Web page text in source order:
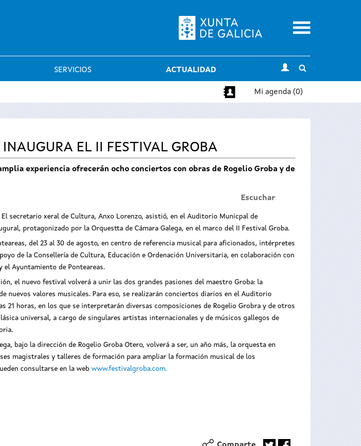
Menu
SERVICIOS ACTUALIDAD
search
Mi agenda (0)
EL II FESTIVAL GROBA
experiencia ofrecerán ocho conciertos con obras de Rogelio Groba y de
Escuchar
asiste al
Groba
El secretario xeral de Cultura asiste al
concierto inaugural del II Festival Groba
El secretario xeral de Cultura asiste al
concierto inaugural del II Festival Groba
El secretario xeral de Cultura, Anxo Lorenzo, asistió, en el Auditorio Municpal de
protagonizado por la Orquestta de Cámara Galega, en el marco del II Festival Groba.
del 23 al 30 de agosto, en centro de referencia musical para aficionados, intérpretes
de la Consellería de Cultura, Educación e Ordenación Universitaria, en colaboración con
el Ayuntamiento de Ponteareas.
el nuevo festival volverá a unir las dos grandes pasiones del maestro Groba: la
nuevos valores musicales. Para eso, se realizarán conciertos diarios en el Auditorio
21 horas, en los que se interpretarán diversas composiciones de Rogelio Grobra y de otros
universal, a cargo de singulares artistas internacionales y de músicos gallegos de
bajo la dirección de Rogelio Groba Otero, volverá a ser, un año más, la orquesta en
magistrales y talleres de formación para ampliar la formación musical de los
consultarse en la web www.festivalgroba.com.